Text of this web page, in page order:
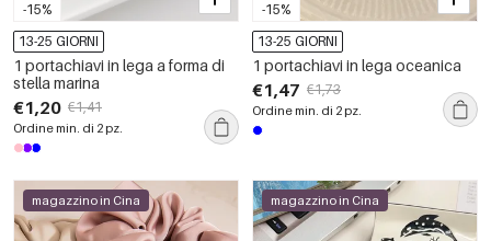
-15%
13-25 GIORNI
1 portachiavi in lega a forma di
stella marina
€1,20 €1,41
Ordine min. di 2 pz.
-15%
13-25 GIORNI
1 portachiavi in lega oceanica
€1,47 €1,73
Ordine min. di 2 pz.
magazzino in Cina magazzino in Cina